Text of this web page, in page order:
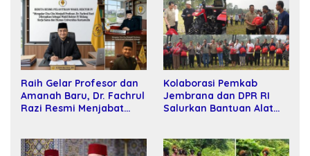
Raih Gelar Profesor dan
Amanah Baru, Dr. Fachrul
Razi Resmi Menjabat
Kolaborasi Pemkab
Jembrana dan DPR RI
Salurkan Bantuan Alat